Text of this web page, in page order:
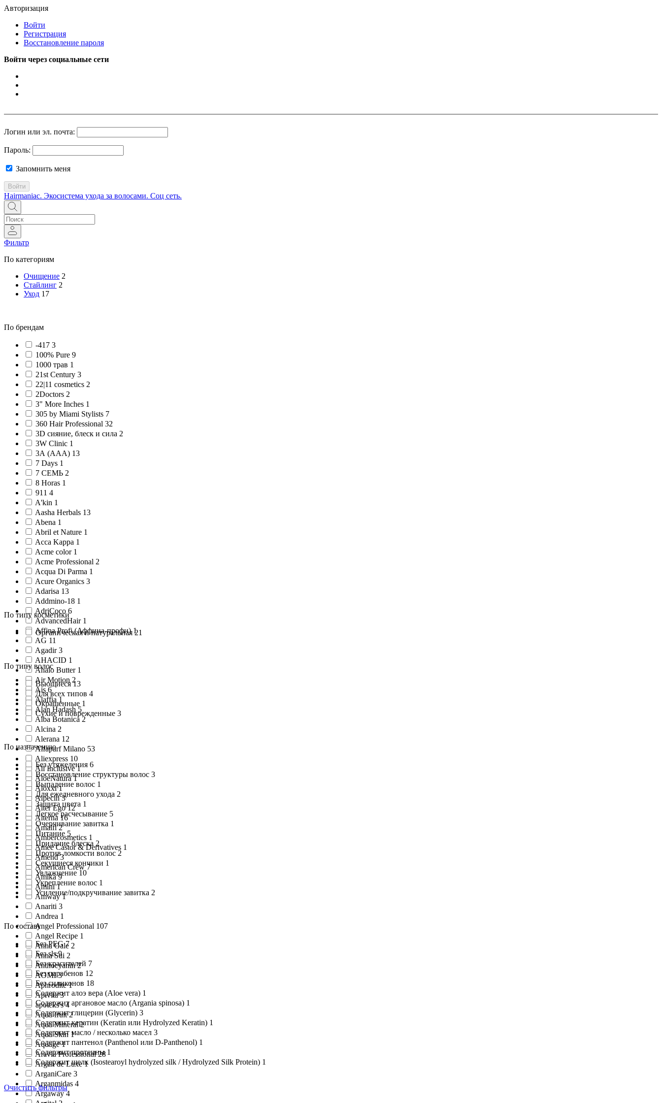
Авторизация
Войти
Регистрация
Восстановление пароля
Войти через социальные сети
Логин или эл. почта:
Пароль:
Запомнить меня
Войти
Hairmaniac. Экосистема ухода за волосами. Соц сеть.
Фильтр
По категориям
Очищение 2
Стайлинг 2
Уход 17
По брендам
-417 3
100% Pure 9
1000 трав 1
21st Century 3
22|11 cosmetics 2
2Doctors 2
3" More Inches 1
305 by Miami Stylists 7
360 Hair Professional 32
3D сияние, блеск и сила 2
3W Clinic 1
3А (AAA) 13
7 Days 1
7 СЕМЬ 2
8 Horas 1
911 4
A'kin 1
Aasha Herbals 13
Abena 1
Abril et Nature 1
Acca Kappa 1
Acme color 1
Acme Professional 2
Acqua Di Parma 1
Acure Organics 3
Adarisa 13
Addmino-18 1
AdriCoco 6
AdvancedHair 1
Affina Profi (Аффина-профи) 1
AG 11
Agadir 3
AHACID 1
Ahalo Butter 1
Air Motion 2
Ais 6
Alaffia 1
Alan Hadash 5
Alba Botanica 2
Alcina 2
Alerana 12
Alfaparf Milano 53
Aliexpress 10
All Inclusive 1
AloeNatura 1
Aloxxi 1
Alpecin 3
Alter Ego 12
Alterna 16
Amalfi 2
Ambercosmetics 1
Amee Castor & Derivatives 1
Amend 3
American Crew 7
Amika 9
Amini 1
Amway 1
Anariti 3
Andrea 1
Angel Professional 107
Angel Recipe 1
Anna Gale 2
Anna Sui 2
Anthocyanin 2
AOMI 3
Aphrodite 1
Apivita 3
apoteks's 4
Aqua fruit 2
Aqua Mineral 2
Aqua Skin 1
Aquage 1
Aravia Professional 28
Argan de Luxe 1
ArganiCare 3
Arganmidas 4
Argaway 4
По типу косметики
Органическая и натуральная 21
По типу волос
Вьющиеся 13
Для всех типов 4
Окрашенные 1
Сухие и поврежденные 3
По назначению
Без утяжеления 6
Восстановление структуры волос 3
Выпадение волос 1
Для ежедневного ухода 2
Защита цвета 1
Легкое расчесывание 5
Очерчивание завитка 1
Питание 5
Придание блеска 2
Против ломкости волос 2
Секущиеся кончики 1
Увлажнение 10
Укрепление волос 1
Усиление/подкручивание завитка 2
По составу
Без PEG 7
Без sls 9
Без красителей 7
Без парабенов 12
Без силиконов 18
Содержит алоэ вера (Aloe vera) 1
Содержит аргановое масло (Argania spinosa) 1
Содержит глицерин (Glycerin) 3
Содержит кератин (Keratin или Hydrolyzed Keratin) 1
Содержит масло / несколько масел 3
Содержит пантенол (Panthenol или D-Panthenol) 1
Содержит протеины 1
Содержит шелк (Isostearoyl hydrolyzed silk / Hydrolyzed Silk Protein) 1
Очистить фильтры